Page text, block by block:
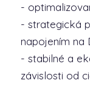
-
- strategická
napojením na
- stabilné a
závislosti od